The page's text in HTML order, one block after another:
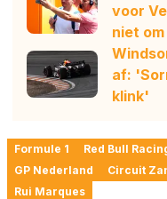
voor
niet
af:
klink'
Formule 1 Red Bull
GP Nederland
Circuit
Rui Marques